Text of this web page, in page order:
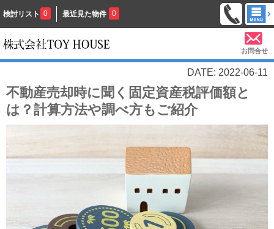
検討リスト 0 最近見た物件 0
お問合せ
DATE: 2022-06-11
不動産売却時に聞く固定資産税評価額と
は？計算方法や調べ方もご紹介